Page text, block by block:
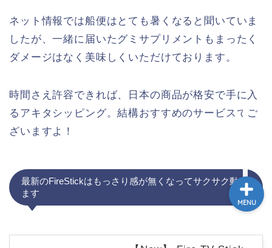
ネット情報では船便はとても暑くなると聞いていま
したが、一緒に届いたグミサプリメントもまったく
ダメージはなく美味しくいただけております。
時間さえ許容できれば、日本の商品が格安で手に入
るアキタシッピング。結構おすすめのサービスでご
ざいますよ！
最新のFireStickはもっさり感が無くなってサクサク動き
ます
MENU
トゥクトゥク配車MuvMi
てばこ＆てばおプロフィー
記事広告・PRのお問い合